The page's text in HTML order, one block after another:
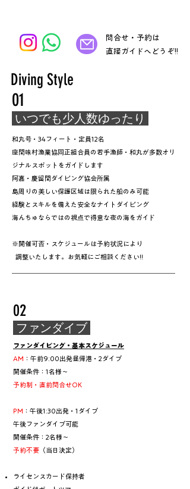
問合せ・予約は
​直接ガイドへどうぞ!!
Diving Style
01
​ いつでも少人数ゆったり
和丸号・34フィート・定員12名
座間味村漁業協同正組合員の若手漁師・和丸が多数オリ
ジナルスポットをガイドします
阿嘉・慶留間ダイビング協会所属
​島周りの美しい保護区域は限られた船のみ可能
経験とスキルを備え​た安全なナイトダイビング
海んちゅならではの視点で得意な夜の海をガイド
※開催可否・スケジュールは予約状況により
調整いたします​。 お気軽にご相談ください!!
02
​ ファンダイブ
ファンダイビング・基本スケジュール
AM ：午前9:00出発昼帰港・2ダイブ
開催条件：1名様〜
予約制・直前問合せOK
PM ：午後1:30出発・1ダイブ
午後ファンダイブ可能
​開催条件：2名様〜
予約不要 （当日決定）
ライセンスカード保持者